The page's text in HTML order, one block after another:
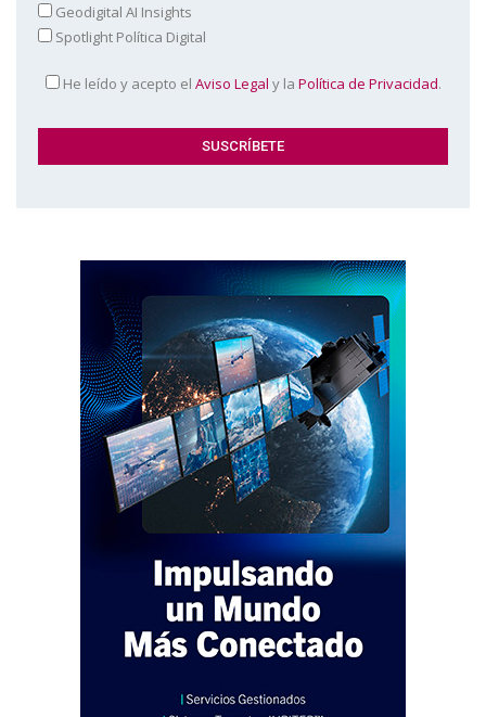
Geodigital AI Insights
Spotlight Política Digital
He leído y acepto el Aviso Legal y la Política de Privacidad.